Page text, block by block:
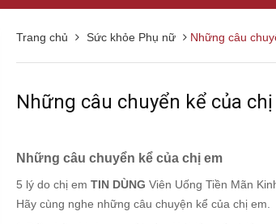
Trang chủ Sức khỏe Phụ nữ Những câu
Những câu chuyển kể của
Những câu chuyển kể của chị em
5 lý do chị em TIN DÙNG Viên Uống Tiền Mãn
Hãy cùng nghe những câu chuyện kể của chị em.